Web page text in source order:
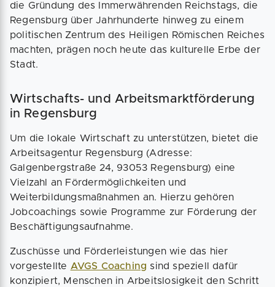
die Gründung des Immerwährenden Reichstags, die
Regensburg über Jahrhunderte hinweg zu einem
politischen Zentrum des Heiligen Römischen Reiches
machten, prägen noch heute das kulturelle Erbe der
Stadt.
Wirtschafts- und Arbeitsmarktförderung
in Regensburg
Um die lokale Wirtschaft zu unterstützen, bietet die
Arbeitsagentur Regensburg (Adresse:
Galgenbergstraße 24, 93053 Regensburg) eine
Vielzahl an Fördermöglichkeiten und
Weiterbildungsmaßnahmen an. Hierzu gehören
Jobcoachings sowie Programme zur Förderung der
Beschäftigungsaufnahme.
Zuschüsse und Förderleistungen wie das hier
vorgestellte AVGS Coaching sind speziell dafür
konzipiert, Menschen in Arbeitslosigkeit den Schritt